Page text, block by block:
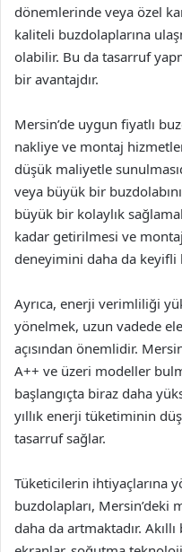
dönemlerinde veya özel
kaliteli buzdolaplarına
olabilir. Bu da tasarruf
bir avantajdır.
Mersin’de uygun fiyatlı
nakliye ve montaj
düşük maliyetle
veya büyük bir
büyük bir kolaylık
kadar getirilmesi ve
deneyimini daha da keyifli
Ayrıca, enerji verimliliği
yönelmek, uzun vadede
açısından önemlidir.
A++ ve üzeri modeller
başlangıçta biraz daha
yıllık enerji tüketiminin
tasarruf sağlar.
Tüketicilerin ihtiyaçlarına
buzdolapları, Mersin’deki
daha da artmaktadır.